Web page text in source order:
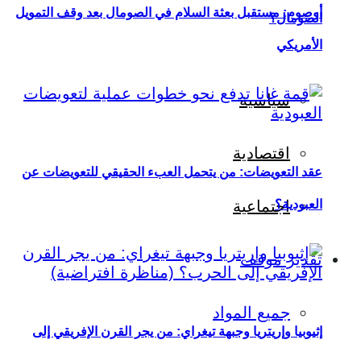
الصومال؟
سياسية
اقتصادية
اجتماعية
تقدير موقف
جميع المواد
أوصوم: مستقبل بعثة السلام في الصومال بعد وقف التمويل
الأمريكي
عقد التعويضات: من يتحمل العبء الحقيقي للتعويضات عن
العبودية؟
إثيوبيا وإريتريا وجبهة تيغراي: من يجر القرن الإفريقي إلى